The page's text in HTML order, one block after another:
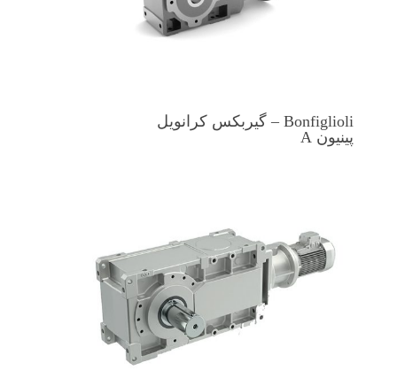
Bonfiglioli – گیربکس کرانویل
پینیون A